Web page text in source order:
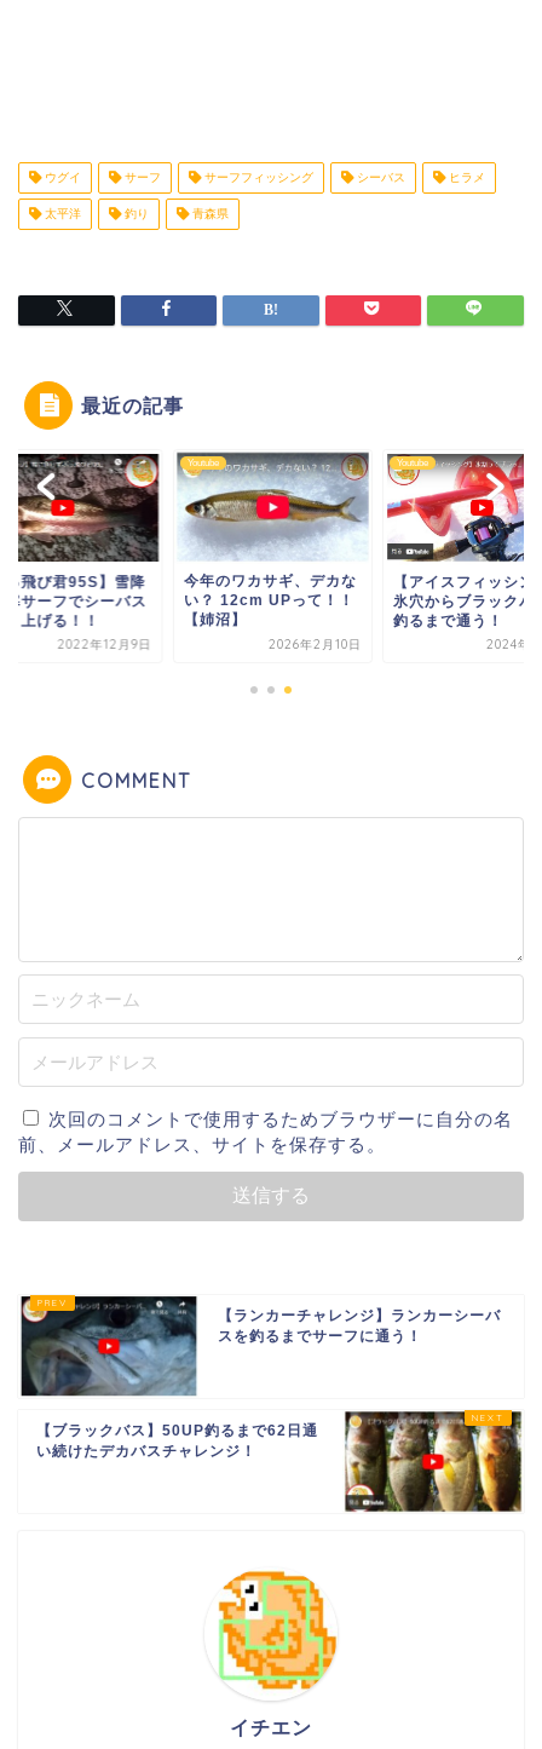
ウグイ サーフ サーフフィッシング シーバス ヒラメ
太平洋 釣り 青森県
最近の記事
のワカサギ、デカな
12cm UPって！！
沼】
2026年2月10日
Youtube
【アイスフィッシング】
氷穴からブラックバスを
釣るまで通う！
2024年1月9日
Youtube
【ぶっ飛び君95S】
る極寒サーフでシー
を釣り上げる！！
2022年12
COMMENT
次回のコメントで使用するためブラウザーに自分の名
前、メールアドレス、サイトを保存する。
【ランカーチャレンジ】ランカーシーバ
スを釣るまでサーフに通う！
【ブラックバス】50UP釣るまで62日通
い続けたデカバスチャレンジ！
イチエン